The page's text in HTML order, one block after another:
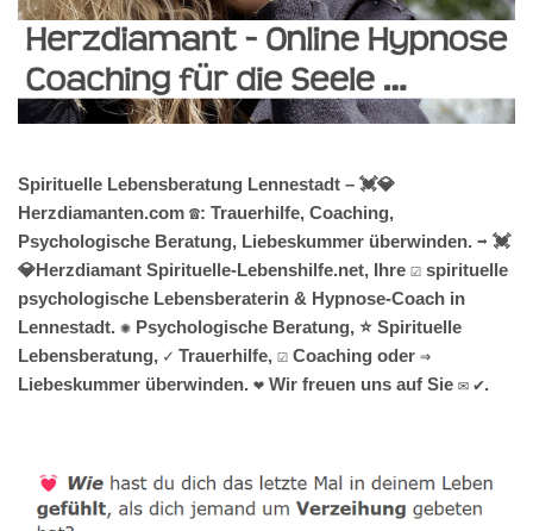
Spirituelle Lebensberatung Lennestadt – 💓️💎
Herzdiamanten.com ☎️: Trauerhilfe, Coaching,
Psychologische Beratung, Liebeskummer überwinden. ➡️ 💓️
💎Herzdiamant Spirituelle-Lebenshilfe.net, Ihre ☑️ spirituelle
psychologische Lebensberaterin & Hypnose-Coach in
Lennestadt. ✺ Psychologische Beratung, ⭐ Spirituelle
Lebensberatung, ✓ Trauerhilfe, ☑️ Coaching oder ⇒
Liebeskummer überwinden. ❤ Wir freuen uns auf Sie ✉ ✔.